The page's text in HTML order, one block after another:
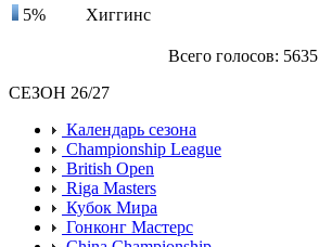
5%
Хиггинс
Всего голосов: 5635
СЕЗОН 26/27
Календарь сезона
Championship League
British Open
Riga Masters
Кубок Мира
Гонконг Мастерс